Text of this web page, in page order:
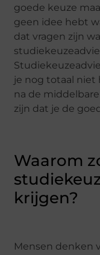
goede keuze
geen idee hebt
dat vragen zijn
je nog totaal
na de
zijn dat je de
Waarom
krijgen?
Mensen denken